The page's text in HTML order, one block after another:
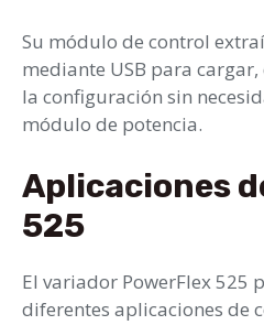
Su módulo de control
mediante USB para
la configuración sin
módulo de potencia.
Aplicaciones
525
El variador PowerFlex 525
diferentes aplicaciones de